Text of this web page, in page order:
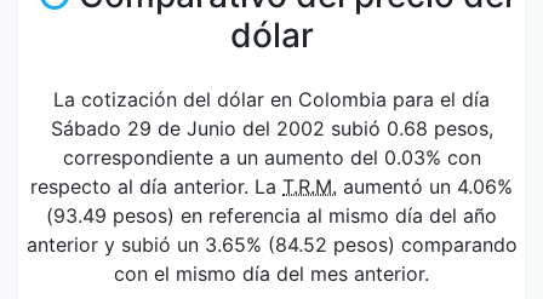
dólar
La cotización del dólar en Colombia para el día
Sábado 29 de Junio del 2002 subió 0.68 pesos,
correspondiente a un aumento del 0.03% con
respecto al día anterior. La T.R.M. aumentó un 4.06%
(93.49 pesos) en referencia al mismo día del año
anterior y subió un 3.65% (84.52 pesos) comparando
con el mismo día del mes anterior.